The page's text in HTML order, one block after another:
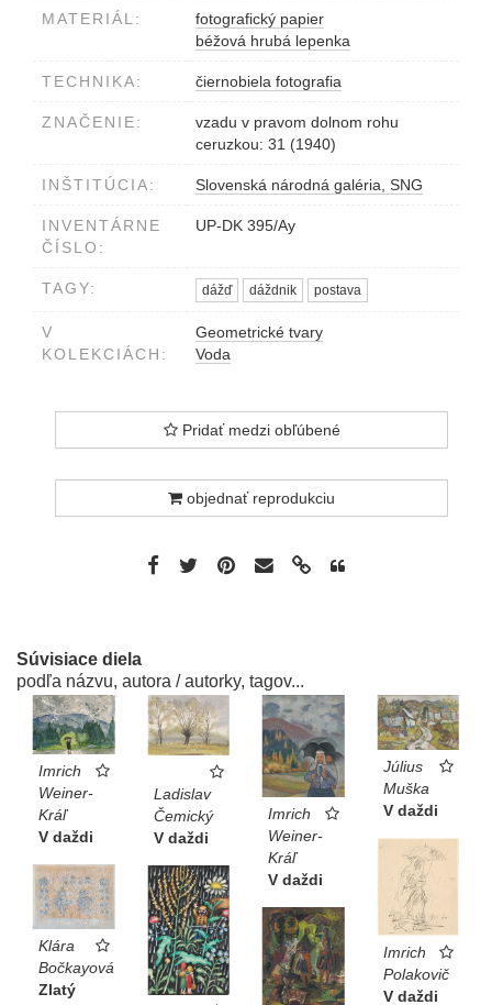
MATERIÁL:
fotografický papier
béžová hrubá lepenka
TECHNIKA: čiernobiela fotografia
ZNAČENIE:
vzadu v pravom dolnom rohu
ceruzkou: 31 (1940)
INŠTITÚCIA: Slovenská národná galéria, SNG
INVENTÁRNE
ČÍSLO:
UP-DK 395/Ay
TAGY: dážď dáždnik postava
V
KOLEKCIÁCH:
Geometrické tvary
Voda
Pridať medzi obľúbené
objednať reprodukciu
Súvisiace diela
podľa názvu, autora / autorky, tagov...
Imrich
Weiner-
Kráľ
V daždi
Ladislav
Čemický
V daždi
Imrich
Weiner-
Kráľ
V daždi
Július
Muška
V daždi
Imrich
Polakovič
V daždi
Klára
Bočkayová
Zlatý